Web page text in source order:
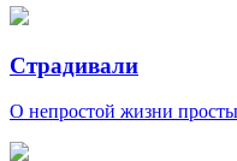
Страдивали
О непростой жизни